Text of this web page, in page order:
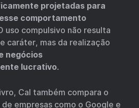
projetadas para
comportamento
uso compulsivo não resulta
caráter, mas da realização
negócios
lucrativo.
Cal também compara o
empresas como o Google e